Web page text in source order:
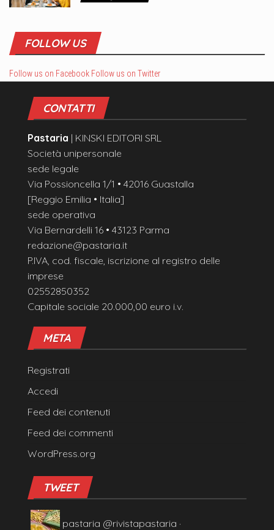
FOLLOW US
Follow us on Facebook Follow us on Twitter
CONTATTI
Pastaria | KINSKI EDITORI SRL
Società unipersonale
sede legale
Via Possioncella 1/1 • 42016 Guastalla
[Reggio Emilia • Italia]
sede operativa
Via Bernardelli 16 • 43123 Parma
redazione@pastaria.it
P.IVA, cod. fiscale, iscrizione al registro delle
imprese
02552850352
Capitale sociale 20.000,00 euro i.v.
META
Registrati
Accedi
Feed dei contenuti
Feed dei commenti
WordPress.org
TWEET
pastaria @rivistapastaria ·